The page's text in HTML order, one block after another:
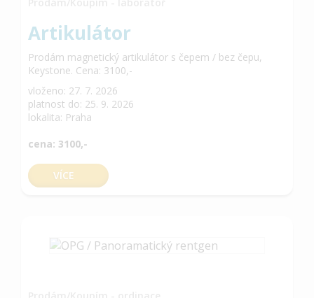
Artikulátor
Prodám magnetický artikulátor s čepem / bez čepu,
Keystone. Cena: 3100,-
vloženo: 27. 7. 2026
platnost do: 25. 9. 2026
lokalita: Praha
cena: 3100,-
VÍCE